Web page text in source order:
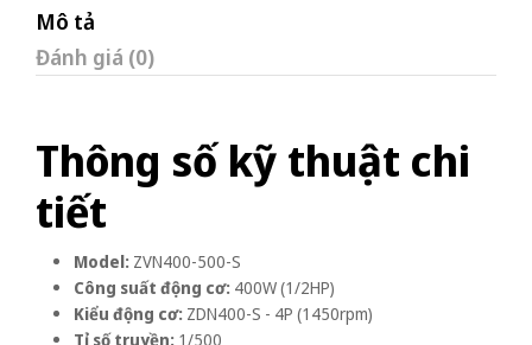
Mô tả
Đánh giá (0)
Thông số kỹ thuật chi
tiết
Model: ZVN400-500-S
Công suất động cơ: 400W (1/2HP)
Kiểu động cơ: ZDN400-S - 4P (1450rpm)
Tỉ số truyền: 1/500